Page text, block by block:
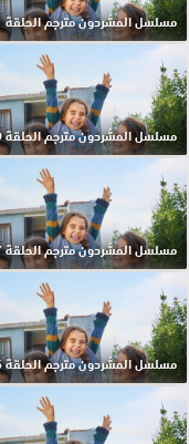
مسلسل المشردون مترجم الحلقة 11 HD
مسلسل المشردون مترجم الحلقة 9 HD
مسلسل المشردون مترجم الحلقة 7 HD
مسلسل المشردون مترجم الحلقة 5 HD